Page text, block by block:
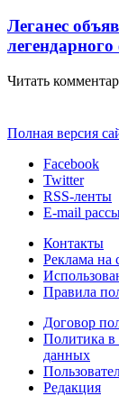
Леганес
Читать
Полная версия
Facebook
Twitter
RSS-ленты
E-mail
Контакты
Реклама на
Правила
Договор
Политика в
данных
Редакция